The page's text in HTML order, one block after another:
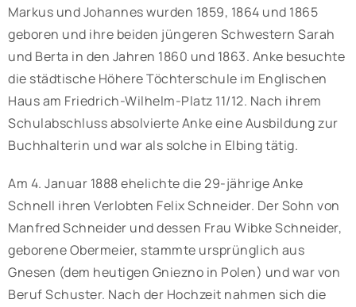
Markus und Johannes wurden 1859, 1864 und 1865
geboren und ihre beiden jüngeren Schwestern Sarah
und Berta in den Jahren 1860 und 1863. Anke besuchte
die städtische Höhere Töchterschule im Englischen
Haus am Friedrich-Wilhelm-Platz 11/12. Nach ihrem
Schulabschluss absolvierte Anke eine Ausbildung zur
Buchhalterin und war als solche in Elbing tätig.
Am 4. Januar 1888 ehelichte die 29-jährige Anke
Schnell ihren Verlobten Felix Schneider. Der Sohn von
Manfred Schneider und dessen Frau Wibke Schneider,
geborene Obermeier, stammte ursprünglich aus
Gnesen (dem heutigen Gniezno in Polen) und war von
Beruf Schuster. Nach der Hochzeit nahmen sich die